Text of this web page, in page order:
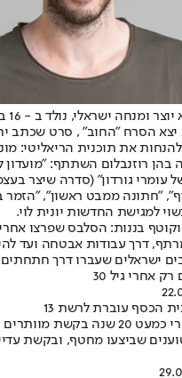
אביב. בשנת 2007 יצא הסרח "החוב" , סרט
את תוכנית הריאליטי:
בהן רוזנבלום השתתף: "מועדון
עומרי גורדון" (סדרה שיצר
"חתונה ממבט ראשון", "הזמר
למגישת החדשות יונית לוי.
בננות: הסלבס שפרצו אחרי
דרך עבודות אבטחה ועד
של 8 כוכבים ישראלים שעברו דרך
אחרי גיל 30
פרסום ראשון: אחרי כמעט 20 שנה
ברשת 13 טוענים שביצעו מחטף,